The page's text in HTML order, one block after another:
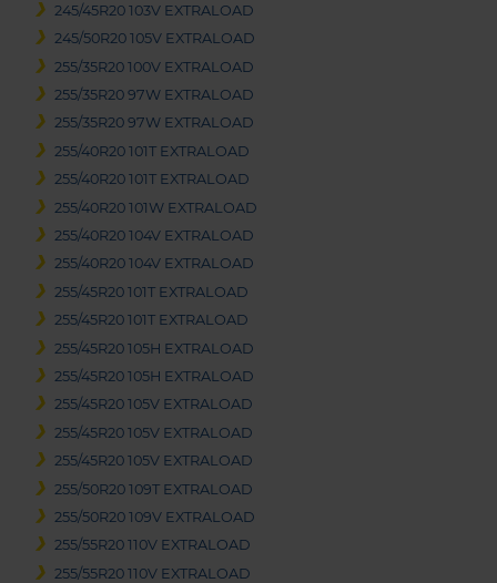
245/45R20 103V EXTRALOAD
245/50R20 105V EXTRALOAD
255/35R20 100V EXTRALOAD
255/35R20 97W EXTRALOAD
255/35R20 97W EXTRALOAD
255/40R20 101T EXTRALOAD
255/40R20 101T EXTRALOAD
255/40R20 101W EXTRALOAD
255/40R20 104V EXTRALOAD
255/40R20 104V EXTRALOAD
255/45R20 101T EXTRALOAD
255/45R20 101T EXTRALOAD
255/45R20 105H EXTRALOAD
255/45R20 105H EXTRALOAD
255/45R20 105V EXTRALOAD
255/45R20 105V EXTRALOAD
255/45R20 105V EXTRALOAD
255/50R20 109T EXTRALOAD
255/50R20 109V EXTRALOAD
255/55R20 110V EXTRALOAD
255/55R20 110V EXTRALOAD